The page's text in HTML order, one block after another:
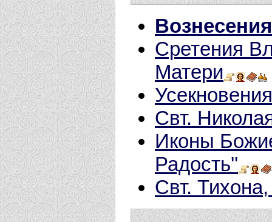
Сретения
Матери
Свт.
Иконы
Радость''
Свт.